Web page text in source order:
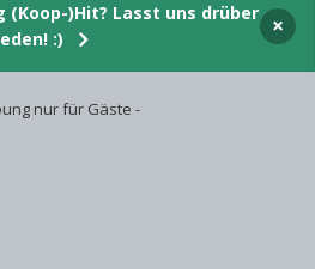
(Koop-)Hit? Lasst uns drüber
:)
×
nur für Gäste -